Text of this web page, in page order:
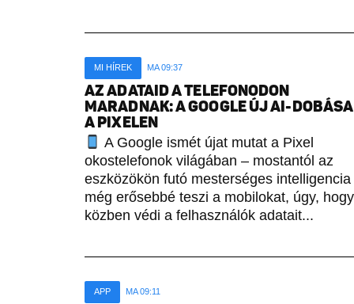
MI HÍREK MA 09:37
AZ ADATAID A TELEFONODON
MARADNAK: A GOOGLE ÚJ AI-DOBÁSA
A PIXELEN
A Google ismét újat mutat a Pixel
okostelefonok világában – mostantól az
eszközökön futó mesterséges intelligencia
még erősebbé teszi a mobilokat, úgy, hogy
közben védi a felhasználók adatait...
APP MA 09:11